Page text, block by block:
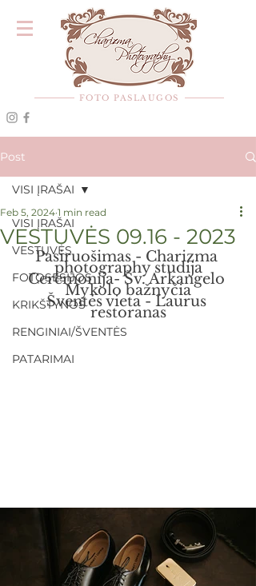
FOTO PASLAUGOS
Post
VISI ĮRAŠAI
VESTUVĖS
FOTOSESIJOS
KRIKŠTYNOS
RENGINIAI/ŠVENTĖS
PATARIMAI
VISI ĮRAŠAI
VESTUVĖS 09.16 - 2023
Feb 5, 2024 1 min read
Pasiruošimas - Charizma
photography studija
Ceremonija- Šv. Arkangelo
Mykolo bažnyčia
Šventės vieta - Laurus
restoranas